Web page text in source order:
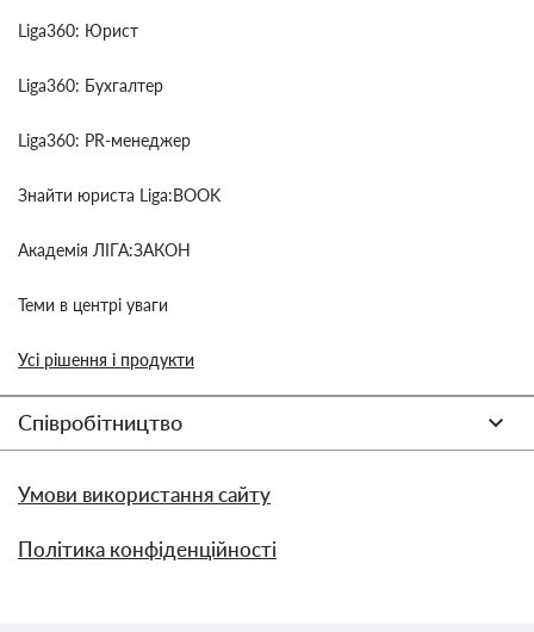
Liga360: Юрист
Liga360: Бухгалтер
Liga360: PR-менеджер
Знайти юриста Liga:BOOK
Академія ЛІГА:ЗАКОН
Теми в центрі уваги
Усі рішення і продукти
Співробітництво
Умови використання сайту
Політика конфіденційності